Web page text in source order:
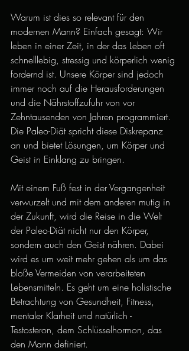
Warum ist dies so relevant für den
modernen Mann? Einfach gesagt: Wir
leben in einer Zeit, in der das Leben oft
schnelllebig, stressig und körperlich wenig
fordernd ist. Unsere Körper sind jedoch
immer noch auf die Herausforderungen
und die Nährstoffzufuhr von vor
Zehntausenden von Jahren programmiert.
Die Paleo-Diät spricht diese Diskrepanz
an und bietet Lösungen, um Körper und
Geist in Einklang zu bringen.
Mit einem Fuß fest in der Vergangenheit
verwurzelt und mit dem anderen mutig in
der Zukunft, wird die Reise in die Welt
der Paleo-Diät nicht nur den Körper,
sondern auch den Geist nähren. Dabei
wird es um weit mehr gehen als um das
bloße Vermeiden von verarbeiteten
Lebensmitteln. Es geht um eine holistische
Betrachtung von Gesundheit, Fitness,
mentaler Klarheit und natürlich -
Testosteron, dem Schlüsselhormon, das
den Mann definiert.